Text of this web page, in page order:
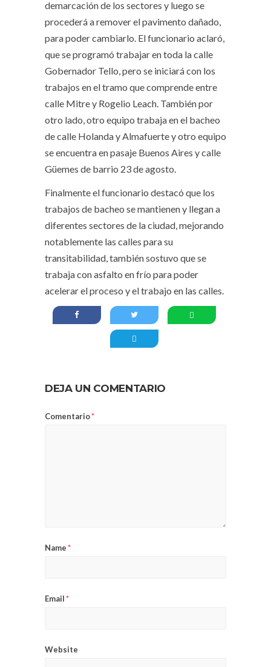
demarcación de los sectores y luego se
procederá a remover el pavimento dañado,
para poder cambiarlo. El funcionario aclaró,
que se programó trabajar en toda la calle
Gobernador Tello, pero se iniciará con los
trabajos en el tramo que comprende entre
calle Mitre y Rogelio Leach. También por
otro lado, otro equipo trabaja en el bacheo
de calle Holanda y Almafuerte y otro equipo
se encuentra en pasaje Buenos Aires y calle
Güemes de barrio 23 de agosto.
Finalmente el funcionario destacó que los
trabajos de bacheo se mantienen y llegan a
diferentes sectores de la ciudad, mejorando
notablemente las calles para su
transitabilidad, también sostuvo que se
trabaja con asfalto en frío para poder
acelerar el proceso y el trabajo en las calles.
DEJA UN COMENTARIO
Comentario*
Name*
Email*
Website